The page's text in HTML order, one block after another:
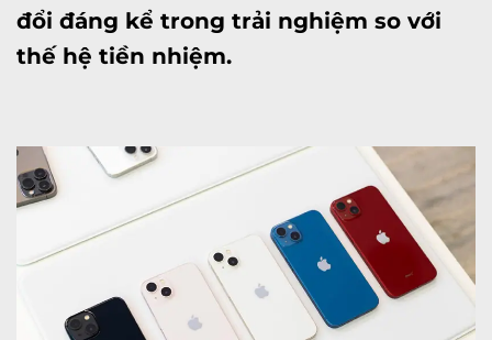
đổi đáng kể trong trải nghiệm so với
thế hệ tiền nhiệm.